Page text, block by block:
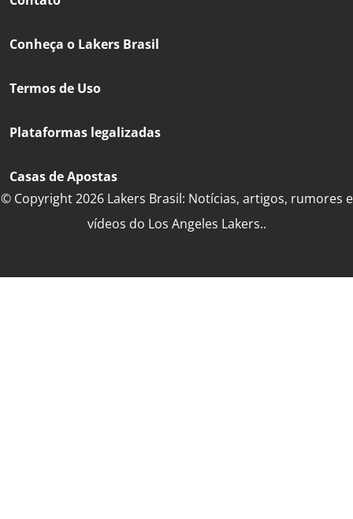
Conheça o Lakers Brasil
Termos de Uso
Plataformas legalizadas
Casas de Apostas
© Copyright 2026 Lakers Brasil: Notícias, artigos, rumores e
vídeos do Los Angeles Lakers..